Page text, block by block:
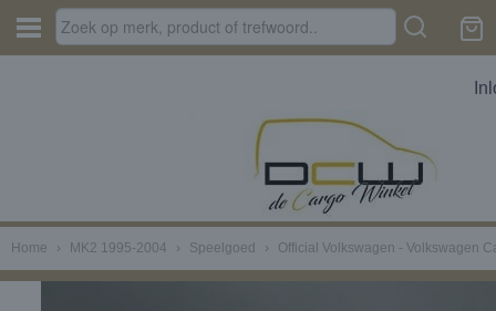
Home › MK2 1995-2004 › Speelgoed › Official Volkswagen - Volkswagen